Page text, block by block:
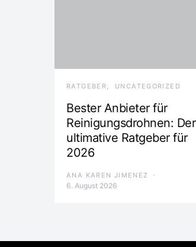
RATGEBER UNCATEGORIZED
Bester Anbieter für
Reinigungsdrohnen: Der
ultimative Ratgeber für
2026
ANA KAREN JIMENEZ
6. August 2026